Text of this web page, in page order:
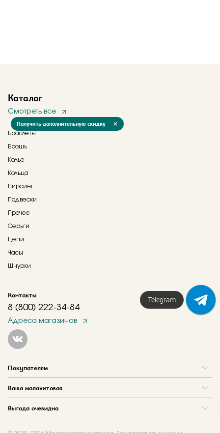
Каталог
Смотреть все
Браслеты
Брошь
Колье
Кольца
Пирсинг
Подвески
Прочее
Серьги
Цепи
Часы
Шнурки
Контакты
8 (800) 222-34-84
Адреса магазинов
Покупателям
Ваша малахитовая
Где купить
Выгода очевидна
Получить дополнительную скидку
Telegram
Напишите нам!